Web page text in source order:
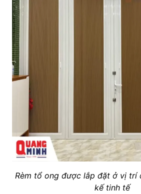
Rèm tổ ong được lắp đặt ở vị trí
kế tinh tế